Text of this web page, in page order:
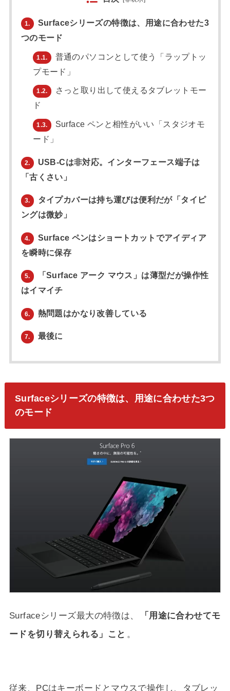
1.
Surfaceシリーズの特徴は、用途に合わせた3
つのモード
1.1.
普通のパソコンとして使う「ラップトッ
プモード」
1.2.
さっと取り出して使えるタブレットモー
ド
1.3.
Surface ペンと相性がいい「スタジオモ
ード」
2.
USB-Cは非対応。インターフェース端子は
「古くさい」
3.
タイプカバーは持ち運びは便利だが「タイピ
ングは微妙」
4.
Surface ペンはショートカットでアイディア
を瞬時に保存
5.
「Surface アーク マウス」は薄型だが操作性
はイマイチ
6. 熱問題はかなり改善している
7. 最後に
Surfaceシリーズの特徴は、用途に合わせた3つ
のモード
Surfaceシリーズ最大の特徴は、
「用途に合わせてモ
ードを切り替えられる」こと 。
従来、PCはキーボードとマウスで操作し、タブレッ